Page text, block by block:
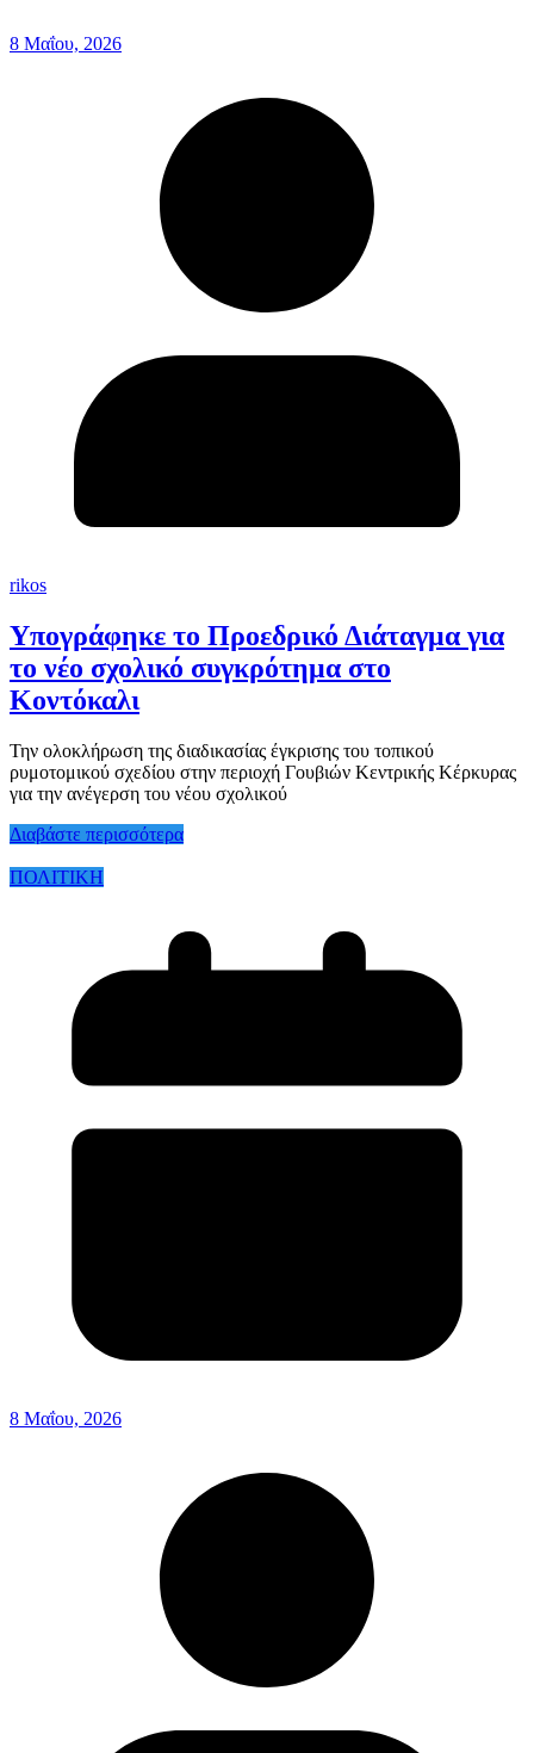
8 Μαΐου, 2026
rikos
Υπογράφηκε το Προεδρικό Διάταγμα για
το νέο σχολικό συγκρότημα στο
Κοντόκαλι
Την ολοκλήρωση της διαδικασίας έγκρισης του τοπικού
ρυμοτομικού σχεδίου στην περιοχή Γουβιών Κεντρικής Κέρκυρας
για την ανέγερση του νέου σχολικού
Διαβάστε περισσότερα
ΠΟΛΙΤΙΚΗ
8 Μαΐου, 2026